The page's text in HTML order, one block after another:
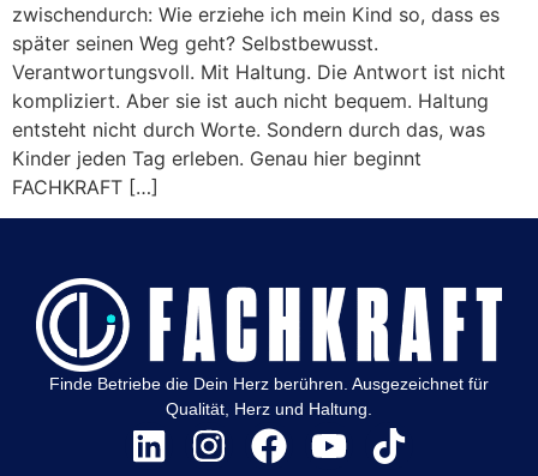
zwischendurch: Wie erziehe ich mein Kind so, dass es
später seinen Weg geht? Selbstbewusst.
Verantwortungsvoll. Mit Haltung. Die Antwort ist nicht
kompliziert. Aber sie ist auch nicht bequem. Haltung
entsteht nicht durch Worte. Sondern durch das, was
Kinder jeden Tag erleben. Genau hier beginnt
FACHKRAFT […]
Finde Betriebe die Dein Herz berühren. Ausgezeichnet für
Qualität, Herz und Haltung.